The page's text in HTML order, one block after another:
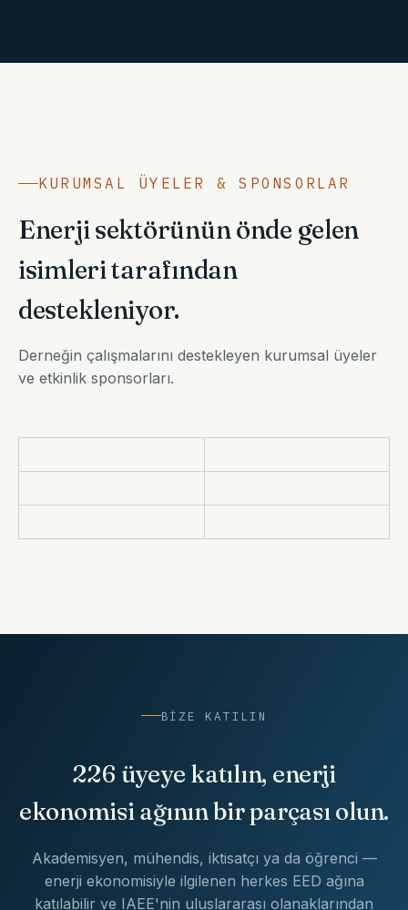
KURUMSAL ÜYELER & SPONSORLAR
Enerji sektörünün önde gelen
isimleri tarafından
destekleniyor.
Derneğin çalışmalarını destekleyen kurumsal üyeler
ve etkinlik sponsorları.
BIZE KATILIN
226 üyeye katılın, enerji
ekonomisi ağının bir parçası olun.
Akademisyen, mühendis, iktisatçı ya da öğrenci —
enerji ekonomisiyle ilgilenen herkes EED ağına
katılabilir ve IAEE'nin uluslararası olanaklarından